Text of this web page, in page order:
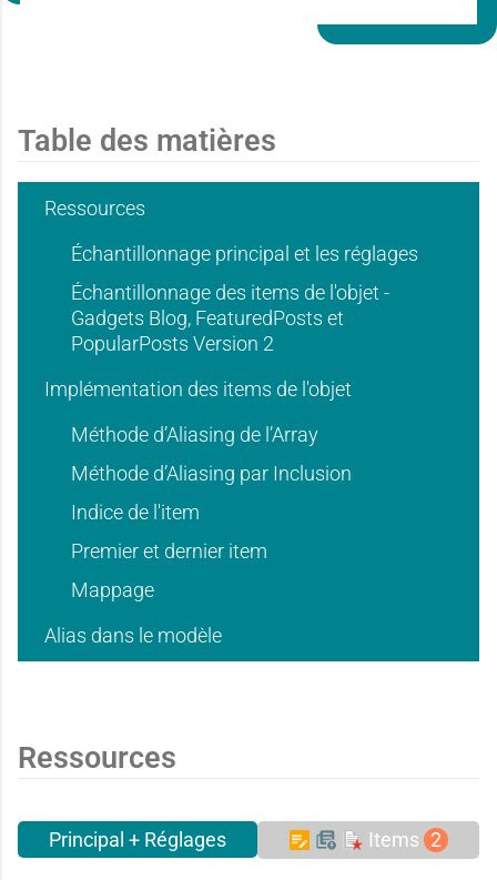
d
'
u
s
a
g
e
'
u
s
g
e
d
'
u
s
a
g
e
d
'
s
g
Table des matières
Ressources
Échantillonnage principal et les réglages
Échantillonnage des items de l'objet -
Gadgets Blog, FeaturedPosts et
PopularPosts Version 2
Implémentation des items de l'objet
Méthode d’Aliasing de l’Array
Méthode d’Aliasing par Inclusion
Indice de l'item
Premier et dernier item
Mappage
Alias dans le modèle
Ressources
Principal + Réglages Items 2